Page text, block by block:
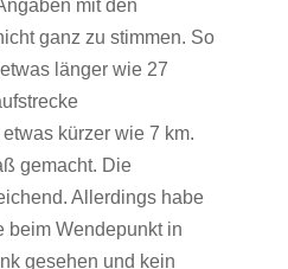
mit den
ganz zu stimmen. So
länger wie 27
kürzer wie 7 km.
gemacht. Die
Allerdings habe
beim Wendepunkt in
gesehen und kein